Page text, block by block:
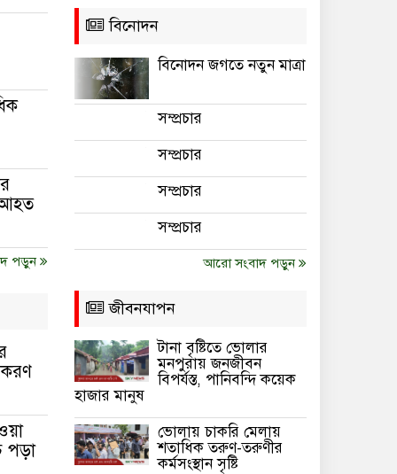
আহত
পড়ুন
পড়া
বিনোদন
বিনোদন জগতে নতুন মাত্রা
সম্প্রচার
সম্প্রচার
সম্প্রচার
সম্প্রচার
আরো সংবাদ পড়ুন
জীবনযাপন
টানা বৃষ্টিতে ভোলার
মনপুরায় জনজীবন
বিপর্যস্ত, পানিবন্দি কয়েক
হাজার মানুষ
ভোলায় চাকরি মেলায়
শতাধিক তরুণ-তরুণীর
কর্মসংস্থান সৃষ্টি